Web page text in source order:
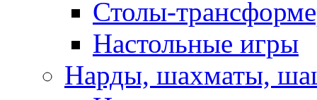
Столы-
Настольные игры
Нарды, шахматы,